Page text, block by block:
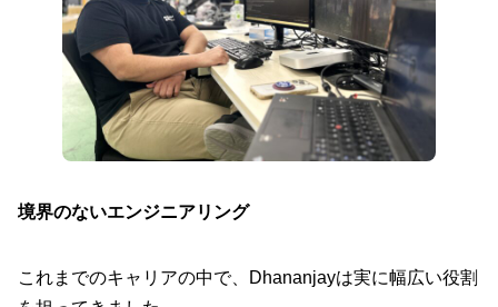
境界のないエンジニアリング
これまでのキャリアの中で、Dhananjayは実に幅広い役割